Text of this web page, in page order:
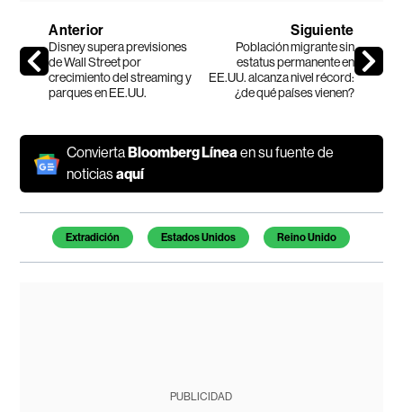
Anterior
Disney supera previsiones
de Wall Street por
crecimiento del streaming y
parques en EE.UU.
Siguiente
Población migrante sin
estatus permanente en
EE.UU. alcanza nivel récord:
¿de qué países vienen?
Convierta Bloomberg Líneaen su fuente de
noticiasaquí
Temas de este artículo
Extradición Estados Unidos Reino Unido
PUBLICIDAD